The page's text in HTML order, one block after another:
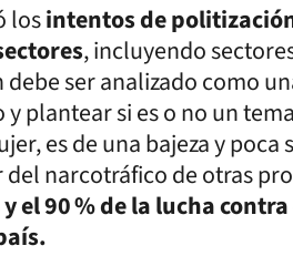
losintentos de
, incluyendo
ser analizado como
plantear si es o no un
es de una bajeza y poca
narcotráfico de otras
y el 90 % de la lucha